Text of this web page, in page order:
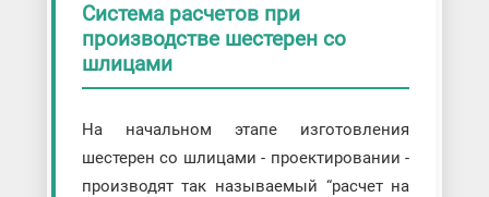
Система расчетов при
производстве шестерен со
шлицами
На начальном этапе изготовления
шестерен со шлицами - проектировании -
производят так называемый “расчет на